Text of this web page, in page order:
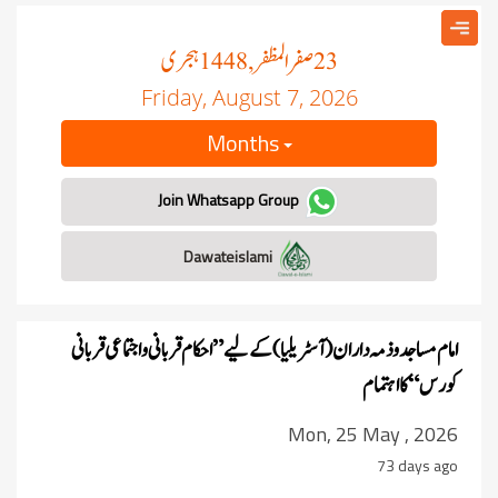
23صفر المظفر, 1448 ہجری
Friday, August 7, 2026
Months
Join Whatsapp Group
امام مساجد و ذمہ داران(آسٹریلیا)کے لیے ”احکام قربانی واجتماعی قربانی
کورس“ کا اہتمام
Mon, 25 May , 2026
73 days ago